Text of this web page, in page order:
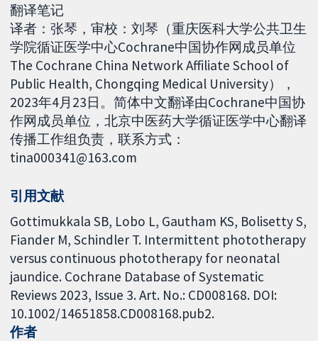
翻译笔记
译者：张琴，审校：刘琴（重庆医科大学公共卫生
学院循证医学中心Cochrane中国协作网成员单位
The Cochrane China Network Affiliate School of
Public Health, Chongqing Medical University），
2023年4月23日。简体中文翻译由Cochrane中国协
作网成员单位，北京中医药大学循证医学中心翻译
传播工作组负责，联系方式：
tina000341@163.com
引用文献
Gottimukkala SB, Lobo L, Gautham KS, Bolisetty S,
Fiander M, Schindler T. Intermittent phototherapy
versus continuous phototherapy for neonatal
jaundice. Cochrane Database of Systematic
Reviews 2023, Issue 3. Art. No.: CD008168. DOI:
10.1002/14651858.CD008168.pub2.
作者